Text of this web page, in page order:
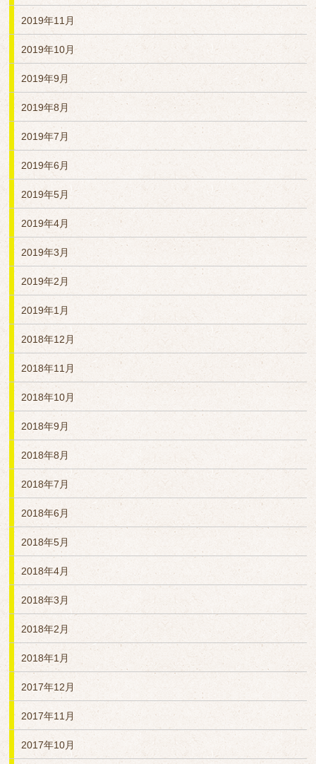
2019年11月
2019年10月
2019年9月
2019年8月
2019年7月
2019年6月
2019年5月
2019年4月
2019年3月
2019年2月
2019年1月
2018年12月
2018年11月
2018年10月
2018年9月
2018年8月
2018年7月
2018年6月
2018年5月
2018年4月
2018年3月
2018年2月
2018年1月
2017年12月
2017年11月
2017年10月